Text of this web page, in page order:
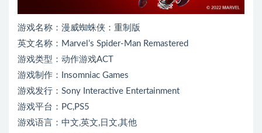
游戏名称：漫威蜘蛛侠：重制版
英文名称：Marvel’s Spider-Man Remastered
游戏类型：动作游戏ACT
游戏制作：Insomniac Games
游戏发行：Sony Interactive Entertainment
游戏平台：PC,PS5
游戏语言：中文,英文,日文,其他